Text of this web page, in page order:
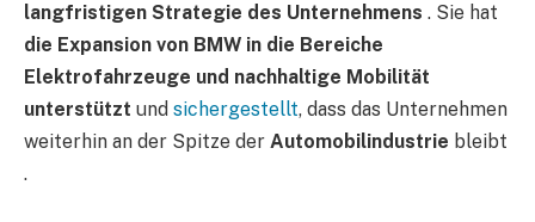
langfristigen Strategie des Unternehmens . Sie hat
die Expansion von BMW in die Bereiche
Elektrofahrzeuge und nachhaltige Mobilität
unterstützt und sichergestellt, dass das Unternehmen
weiterhin an der Spitze der Automobilindustrie bleibt
.